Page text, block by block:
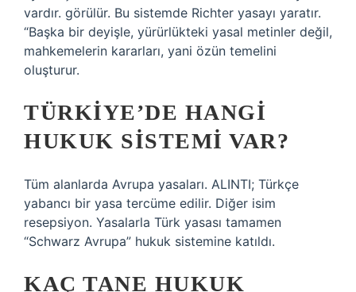
vardır. görülür. Bu sistemde Richter yasayı yaratır.
“Başka bir deyişle, yürürlükteki yasal metinler değil,
mahkemelerin kararları, yani özün temelini
oluşturur.
TÜRKIYE’DE HANGI
HUKUK SISTEMI VAR?
Tüm alanlarda Avrupa yasaları. ALINTI; Türkçe
yabancı bir yasa tercüme edilir. Diğer isim
resepsiyon. Yasalarla Türk yasası tamamen
“Schwarz Avrupa” hukuk sistemine katıldı.
KAÇ TANE HUKUK